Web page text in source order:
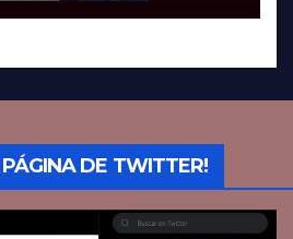
PÁGINA DE TWITTER!